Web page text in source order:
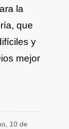
la
que
y
mejor
10 de